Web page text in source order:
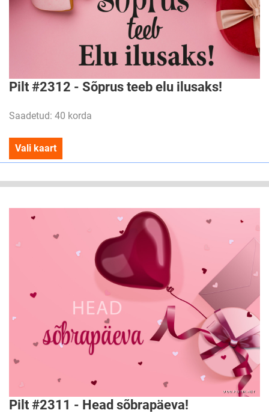
Pilt #2312 - Sõprus teeb elu ilusaks!
Saadetud: 40 korda
Vali kaart
Pilt #2311 - Head sõbrapäeva!